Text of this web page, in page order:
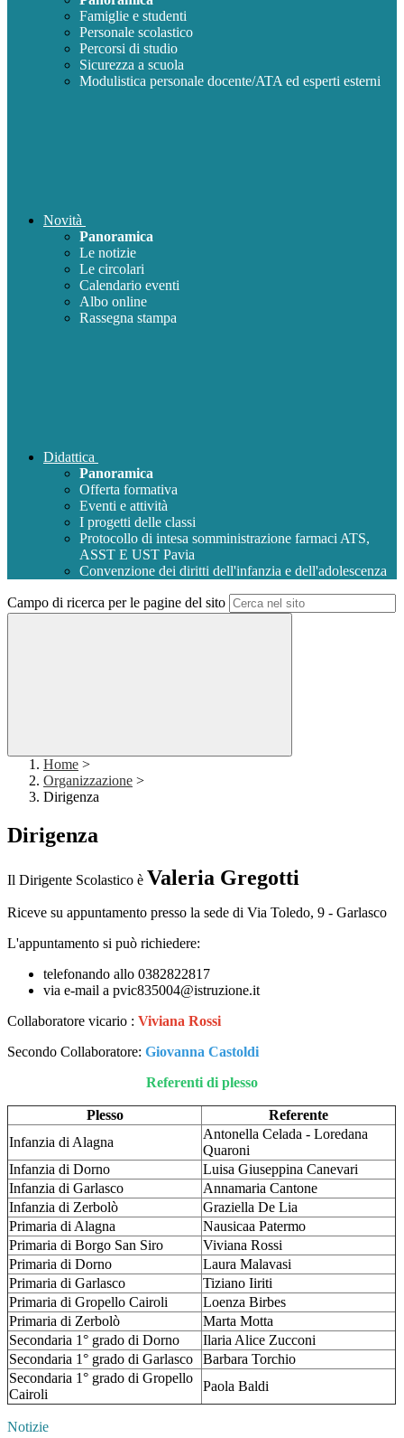
Famiglie e studenti
Personale scolastico
Percorsi di studio
Sicurezza a scuola
Modulistica personale docente/ATA ed esperti esterni
Novità
Panoramica
Le notizie
Le circolari
Calendario eventi
Albo online
Rassegna stampa
Didattica
Panoramica
Offerta formativa
Eventi e attività
I progetti delle classi
Protocollo di intesa somministrazione farmaci ATS,
ASST E UST Pavia
Convenzione dei diritti dell'infanzia e dell'adolescenza
Campo di ricerca per le pagine del sito
Home >
Organizzazione >
Dirigenza
Dirigenza
Il Dirigente Scolastico è Valeria Gregotti
Riceve su appuntamento presso la sede di Via Toledo, 9 - Garlasco
L'appuntamento si può richiedere:
telefonando allo 0382822817
via e-mail a pvic835004@istruzione.it
Collaboratore vicario : Viviana Rossi
Secondo Collaboratore: Giovanna Castoldi
Referenti di plesso
Plesso
Referente
Infanzia di Alagna
Antonella Celada - Loredana
Quaroni
Infanzia di Dorno
Luisa Giuseppina Canevari
Infanzia di Garlasco
Annamaria Cantone
Infanzia di Zerbolò
Graziella De Lia
Primaria di Alagna
Nausicaa Patermo
Primaria di Borgo San Siro
Viviana Rossi
Primaria di Dorno
Laura Malavasi
Primaria di Garlasco
Tiziano Iiriti
Primaria di Gropello Cairoli
Loenza Birbes
Primaria di Zerbolò
Marta Motta
Secondaria 1° grado di Dorno
Ilaria Alice Zucconi
Secondaria 1° grado di Garlasco
Barbara Torchio
Secondaria 1° grado di Gropello
Cairoli
Paola Baldi
Notizie